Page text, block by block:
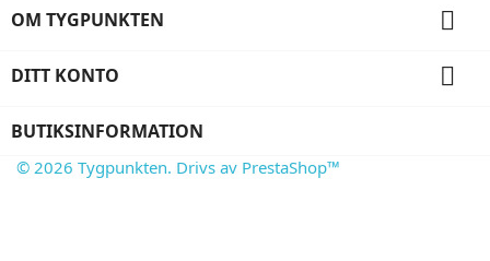
OM TYGPUNKTEN 
DITT KONTO 
BUTIKSINFORMATION
© 2026 Tygpunkten. Drivs av PrestaShop™